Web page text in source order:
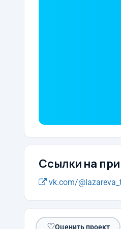
Ссылки на
vk.com/
♡Оценить проект